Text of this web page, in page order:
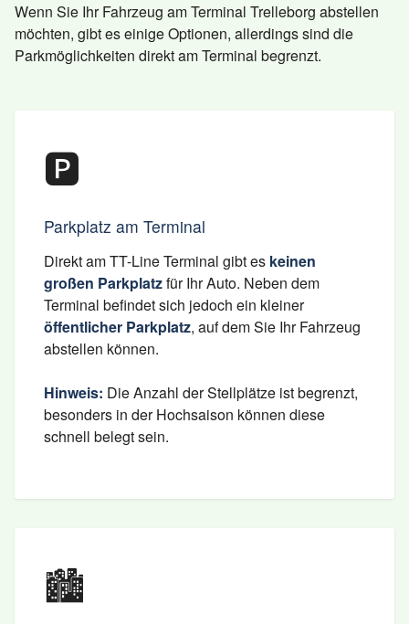
Wenn Sie Ihr Fahrzeug am Terminal Trelleborg abstellen
möchten, gibt es einige Optionen, allerdings sind die
Parkmöglichkeiten direkt am Terminal begrenzt.
🅿️
Parkplatz am Terminal
Direkt am TT-Line Terminal gibt es keinen
großen Parkplatzfür Ihr Auto. Neben dem
Terminal befindet sich jedoch ein kleiner
öffentlicher Parkplatz, auf dem Sie Ihr Fahrzeug
abstellen können.
Hinweis: Die Anzahl der Stellplätze ist begrenzt,
besonders in der Hochsaison können diese
schnell belegt sein.
🏙️